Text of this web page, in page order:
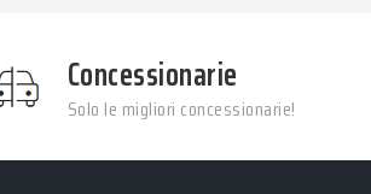
Concessionarie
Solo le migliori concessionarie!